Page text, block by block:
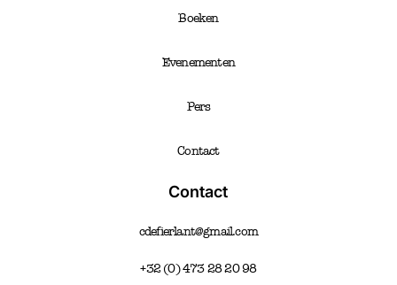
Boeken
Evenementen
Pers
Contact
Contact
cdefierlant@gmail.com
+32 (0) 473 28 20 98